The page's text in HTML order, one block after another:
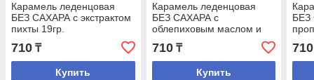
Карамель леденцовая
БЕЗ САХАРА с экстрактом
пихты 19гр.
710 ₸
Купить
Карамель леденцовая
БЕЗ САХАРА с
облепиховым маслом и
витамином С 19 гр.
710₸
Купить
БЕЗ
710